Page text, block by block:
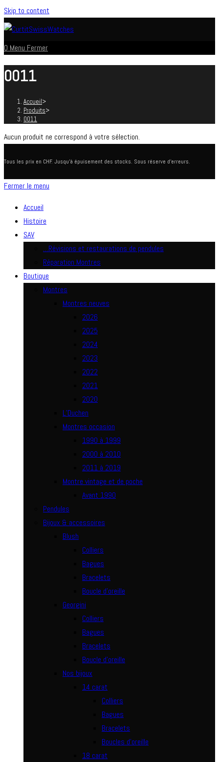
Skip to content
0 Menu Fermer
0011
Accueil>
Produits>
0011
Aucun produit ne correspond à votre sélection.
Tous les prix en CHF. Jusqu'à épuisement des stocks. Sous réserve d'erreurs.
Fermer le menu
Accueil
Histoire
SAV
…Révisions et restaurations de pendules
Réparation Montres
Boutique
Montres
Montres neuves
2026
2025
2024
2023
2022
2021
2020
L’Duchen
Montres occasion
1990 à 1999
2000 à 2010
2011 à 2019
Montre vintage et de poche
Avant 1990
Pendules
Bijoux & accessoires
Blush
Colliers
Bagues
Bracelets
Boucle d’oreille
Georgini
Colliers
Bagues
Bracelets
Boucle d’oreille
Nos bijoux
14 carat
Colliers
Bagues
Bracelets
Boucles d’oreille
18 carat